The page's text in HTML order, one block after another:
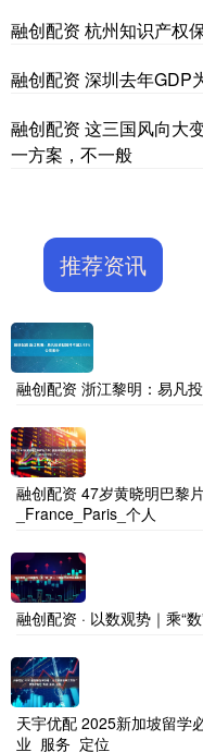
融创配资 杭州知识产权
融创配资 深圳去年GDP
融创配资 这三国风向大
一方案，不一般
推荐资讯
融创配资 浙江黎明：易凡
融创配资 47岁黄晓明巴黎
_France_Paris_个人
融创配资 · 以数观势｜乘“
天宇优配 2025新加坡留学
业_服务_定位